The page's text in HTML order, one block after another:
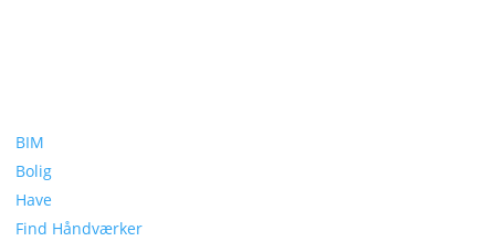
BIM
Bolig
Have
Find Håndværker